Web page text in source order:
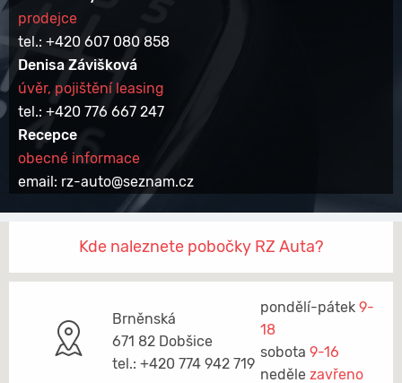
prodejce
tel.: +420 607 080 858
Denisa Závišková
úvěr, pojištění leasing
tel.: +420 776 667 247
Recepce
obecné informace
email: rz-auto@seznam.cz
Kde naleznete pobočky RZ Auta?
Brněnská
671 82 Dobšice
tel.: +420 774 942 719
pondělí-pátek 9-
18
sobota 9-16
neděle zavřeno